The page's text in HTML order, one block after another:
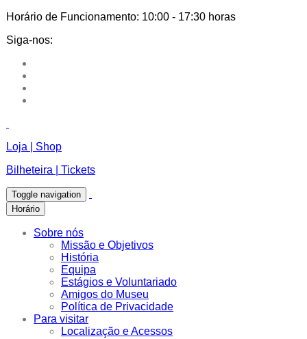
Horário de Funcionamento: 10:00 - 17:30 horas
Siga-nos:
Loja | Shop
Bilheteira | Tickets
Toggle navigation
Horário
Sobre nós
Missão e Objetivos
História
Equipa
Estágios e Voluntariado
Amigos do Museu
Política de Privacidade
Para visitar
Localização e Acessos